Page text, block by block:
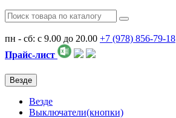
пн - сб: с 9.00 до 20.00 +7 (978) 856-79-18
Прайс-лист
Везде
Везде
Выключатели(кнопки)